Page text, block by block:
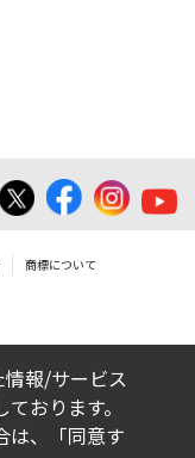
商標について
報/サービス
おります。
は、「同意す